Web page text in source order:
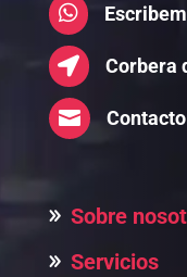

 Corbera

Sobre
Servicios